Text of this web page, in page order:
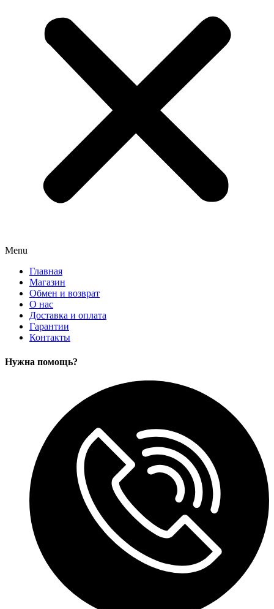
Menu
Главная
Магазин
Обмен и возврат
О нас
Доставка и оплата
Гарантии
Контакты
Нужна помощь?